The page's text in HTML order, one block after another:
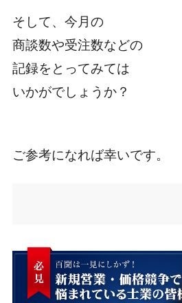
そして、今月の
商談数や受注数などの
記録をとってみては
いかがでしょうか？
ご参考になれば幸いです。